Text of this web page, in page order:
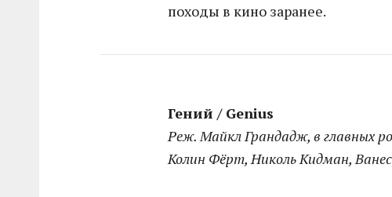
походы в кино заранее.
Гений / Genius
Реж. Майкл Грандадж, в главных
Колин Фёрт, Николь Кидман,